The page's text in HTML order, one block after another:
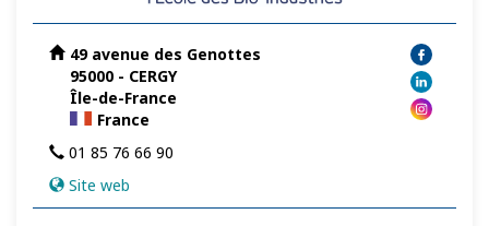
49 avenue des Genottes
95000 - CERGY
Île-de-France
France
01 85 76 66 90
Site web